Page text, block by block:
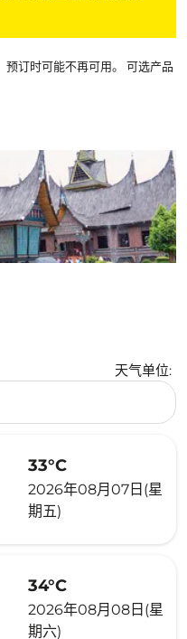
订时可能不再可用。 可选产品
天气单位:
33°C
2026年08月07日(星
期五)
34°C
2026年08月08日(星
期六)